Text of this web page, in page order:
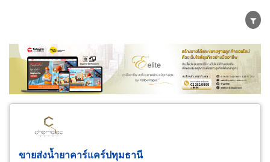
ขายส่ง ขายปลีก ผู้ผลิต
ตัวแทนจัดจำหน่าย
ผู้ส่งออก/นำเข้า
ธุรกิจบริการ
ขายส่งน้ำยาคาร์แคร์ปทุมธานี